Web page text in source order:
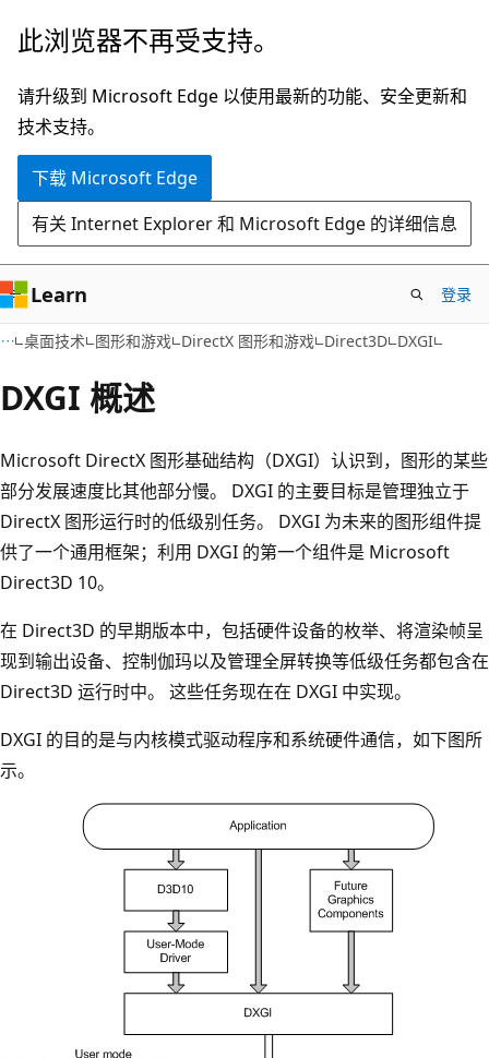
跳
主
要
内
此浏览器不再受支持。
请升级到 Microsoft Edge 以使用最新的功能、安全更新和
技术支持。
下载 Microsoft Edge
有关 Internet Explorer 和 Microsoft Edge 的详细信息
Learn 登录
桌面技术 图形和游戏 DirectX 图形和游戏 Direct3D DXGI
DXGI 概述
Microsoft DirectX 图形基础结构（DXGI）认识到，图形的某些
部分发展速度比其他部分慢。 DXGI 的主要目标是管理独立于
DirectX 图形运行时的低级别任务。 DXGI 为未来的图形组件提
供了一个通用框架；利用 DXGI 的第一个组件是 Microsoft
Direct3D 10。
在 Direct3D 的早期版本中，包括硬件设备的枚举、将渲染帧呈
现到输出设备、控制伽玛以及管理全屏转换等低级任务都包含在
Direct3D 运行时中。 这些任务现在在 DXGI 中实现。
DXGI 的目的是与内核模式驱动程序和系统硬件通信，如下图所
示。